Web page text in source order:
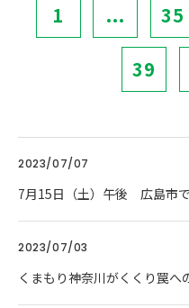
1 ... 35
39
2023/07/07
7月15日（土）午後 広島市
2023/07/03
くまもり神奈川がくくり罠